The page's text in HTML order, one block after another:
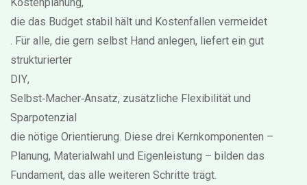
die das Budget stabil hält und Kostenfallen vermeidet
. Für alle, die gern selbst Hand anlegen, liefert ein gut
strukturierter
DIY,
Selbst‑Macher‑Ansatz, zusätzliche Flexibilität und
Sparpotenzial
die nötige Orientierung. Diese drei Kernkomponenten –
Planung, Materialwahl und Eigenleistung – bilden das
Fundament, das alle weiteren Schritte trägt.